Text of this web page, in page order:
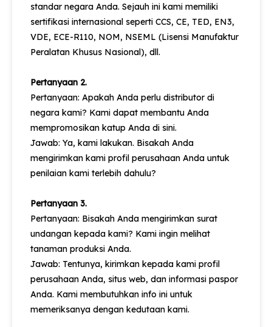
standar negara Anda. Sejauh ini kami memiliki
sertifikasi internasional seperti CCS, CE, TED, EN3,
VDE, ECE-R110, NOM, NSEML (Lisensi Manufaktur
Peralatan Khusus Nasional), dll.
Pertanyaan 2.
Pertanyaan: Apakah Anda perlu distributor di
negara kami? Kami dapat membantu Anda
mempromosikan katup Anda di sini.
Jawab: Ya, kami lakukan. Bisakah Anda
mengirimkan kami profil perusahaan Anda untuk
penilaian kami terlebih dahulu?
Pertanyaan 3.
Pertanyaan: Bisakah Anda mengirimkan surat
undangan kepada kami? Kami ingin melihat
tanaman produksi Anda.
Jawab: Tentunya, kirimkan kepada kami profil
perusahaan Anda, situs web, dan informasi paspor
Anda. Kami membutuhkan info ini untuk
memeriksanya dengan kedutaan kami.